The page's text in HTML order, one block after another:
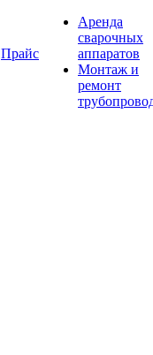
Прайс
Аренда
сварочных
аппаратов
Монтаж и
ремонт